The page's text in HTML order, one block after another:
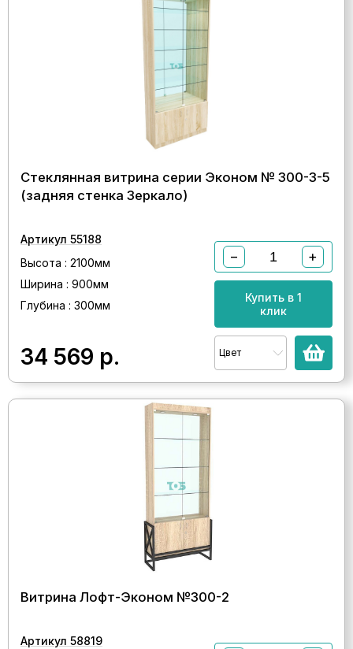
Стеклянная витрина серии Эконом № 300-3-5
(задняя стенка Зеркало)
Артикул 55188
Высота : 2100мм
Ширина : 900мм
Глубина : 300мм
34 569 р.
− +
Купить в 1
клик
Цвет
Витрина Лофт-Эконом №300-2
Артикул 58819